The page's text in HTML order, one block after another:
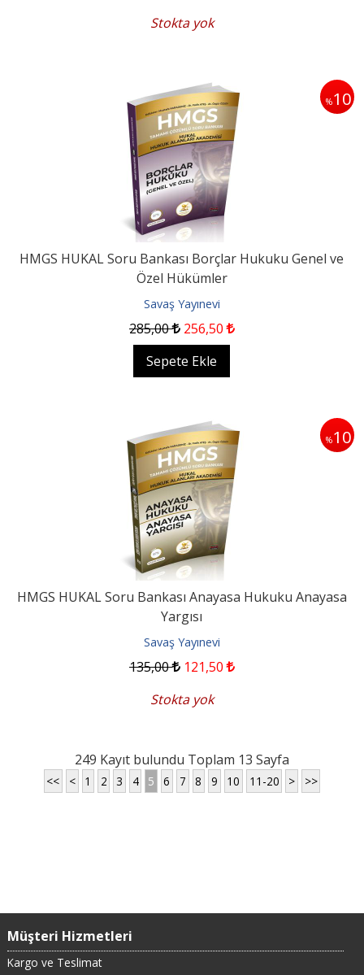
Stokta yok
%10
HMGS HUKAL Soru Bankası Borçlar Hukuku Genel ve
Özel Hükümler
Savaş Yayınevi
285,00 256,50
Sepete Ekle
%10
HMGS HUKAL Soru Bankası Anayasa Hukuku Anayasa
Yargısı
Savaş Yayınevi
135,00 121,50
Stokta yok
249 Kayıt bulundu Toplam 13 Sayfa
<< < 1 2 3 4 5 6 7 8 9 10 11-20 > >>
Müşteri Hizmetleri
Kargo ve Teslimat